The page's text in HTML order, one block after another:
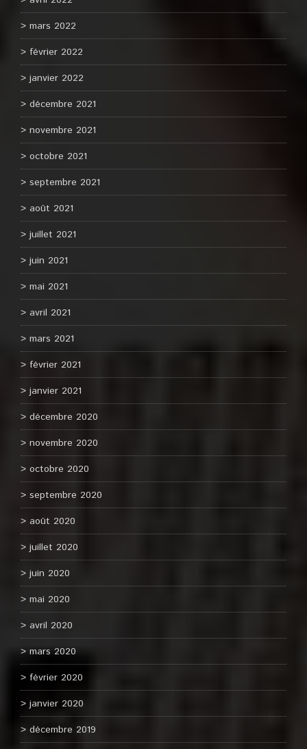
mars 2022
février 2022
janvier 2022
décembre 2021
novembre 2021
octobre 2021
septembre 2021
août 2021
juillet 2021
juin 2021
mai 2021
avril 2021
mars 2021
février 2021
janvier 2021
décembre 2020
novembre 2020
octobre 2020
septembre 2020
août 2020
juillet 2020
juin 2020
mai 2020
avril 2020
mars 2020
février 2020
janvier 2020
décembre 2019